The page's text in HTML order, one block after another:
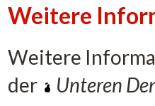
Weitere
Weitere
der
Unteren